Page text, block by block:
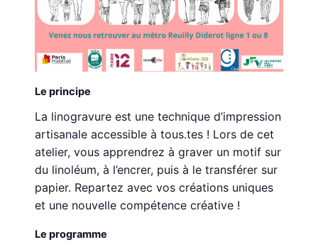
Le principe
La linogravure est une technique d’impression
artisanale accessible à tous.tes ! Lors de cet
atelier, vous apprendrez à graver un motif sur
du linoléum, à l’encrer, puis à le transférer sur
papier. Repartez avec vos créations uniques
et une nouvelle compétence créative !
Le programme